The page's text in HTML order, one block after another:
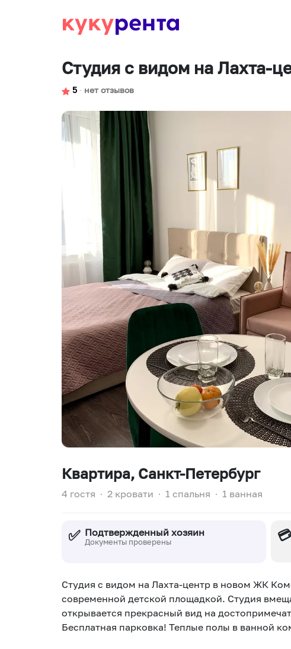
Студия с видом на Лахта-
5 ∙ нет отзывов
Квартира, Санкт-Петербург
4 гостя ∙ 2 кровати ∙ 1 спальня ∙ 1 ванная
✅ Подтвержденный хозяин
Документы проверены
Студия с видом на Лахта-центр в новом ЖК
современной детской площадкой. Студия
открывается прекрасный вид на
Бесплатная парковка! Теплые полы в ванной